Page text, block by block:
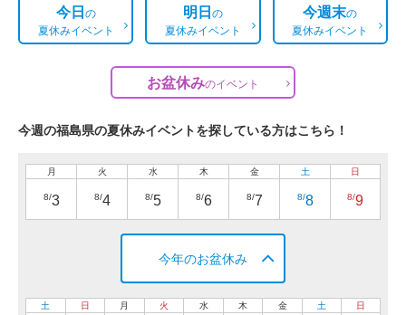
今日の
夏休みイベント
明日の
夏休みイベント
今週末の
夏休みイベント
お盆休みのイベント
今週の福島県の夏休みイベントを探している方はこちら！
月
8/3
火
8/4
水
8/5
木
8/6
金
8/7
土
8/8
日
8/9
今年のお盆休み
土 日 月 火 水 木 金 土 日